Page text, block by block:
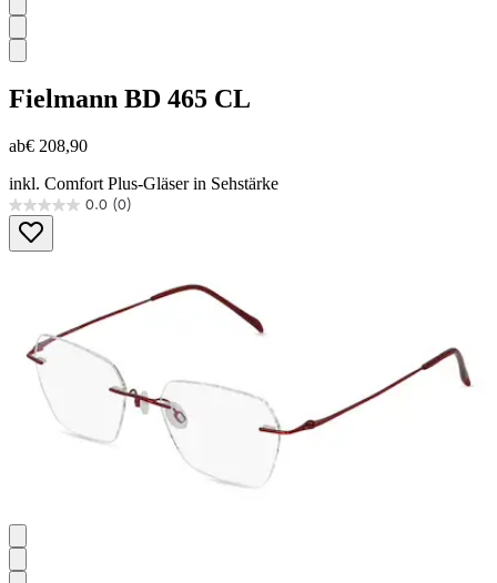
Fielmann BD 465 CL
ab€ 208,90
inkl. Comfort Plus-Gläser in Sehstärke
0.0 (0)
0.0
von
5